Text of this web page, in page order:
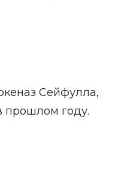
Сейфулла,
прошлом году.